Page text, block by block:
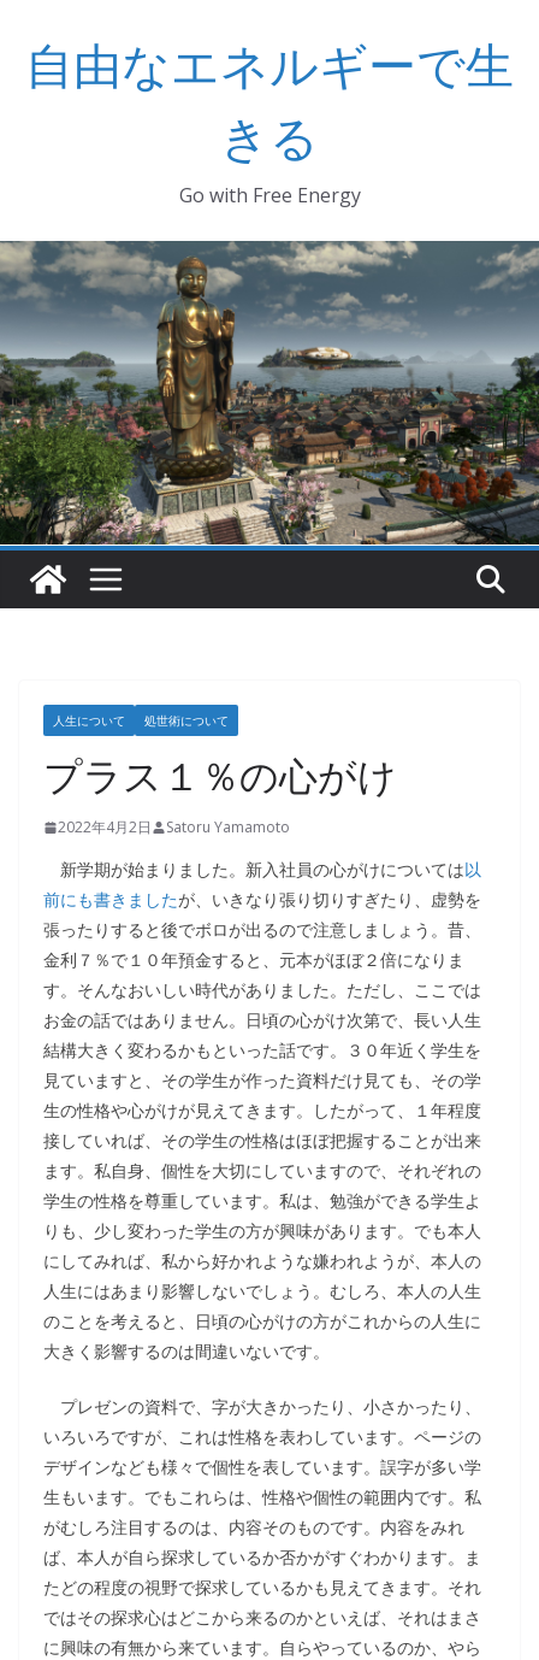
キ
ッ
プ
自由なエネルギーで生
きる
Go with Free Energy
人生について 処世術について
プラス１％の心がけ
2022年4月2日 Satoru Yamamoto
新学期が始まりました。新入社員の心がけについては以
前にも書きましたが、いきなり張り切りすぎたり、虚勢を
張ったりすると後でボロが出るので注意しましょう。昔、
金利７％で１０年預金すると、元本がほぼ２倍になりま
す。そんなおいしい時代がありました。ただし、ここでは
お金の話ではありません。日頃の心がけ次第で、長い人生
結構大きく変わるかもといった話です。３０年近く学生を
見ていますと、その学生が作った資料だけ見ても、その学
生の性格や心がけが見えてきます。したがって、１年程度
接していれば、その学生の性格はほぼ把握することが出来
ます。私自身、個性を大切にしていますので、それぞれの
学生の性格を尊重しています。私は、勉強ができる学生よ
りも、少し変わった学生の方が興味があります。でも本人
にしてみれば、私から好かれような嫌われようが、本人の
人生にはあまり影響しないでしょう。むしろ、本人の人生
のことを考えると、日頃の心がけの方がこれからの人生に
大きく影響するのは間違いないです。
プレゼンの資料で、字が大きかったり、小さかったり、
いろいろですが、これは性格を表わしています。ページの
デザインなども様々で個性を表しています。誤字が多い学
生もいます。でもこれらは、性格や個性の範囲内です。私
がむしろ注目するのは、内容そのものです。内容をみれ
ば、本人が自ら探求しているか否かがすぐわかります。ま
たどの程度の視野で探求しているかも見えてきます。それ
ではその探求心はどこから来るのかといえば、それはまさ
に興味の有無から来ています。自らやっているのか、やら